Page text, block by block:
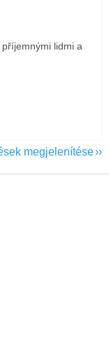
lidmi a
megjelenítése